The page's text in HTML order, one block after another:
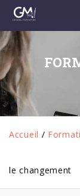
Accueil /
le changement